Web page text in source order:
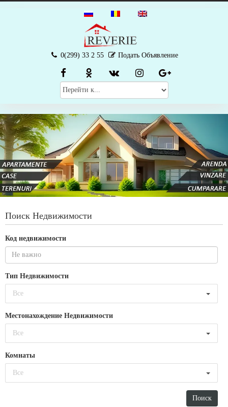
0(299) 33 2 55 Подать Объявление
Поиск Недвижимости
Код недвижимости
Тип Недвижимости
Все
Местонахождение Недвижимости
Все
Комнаты
Все